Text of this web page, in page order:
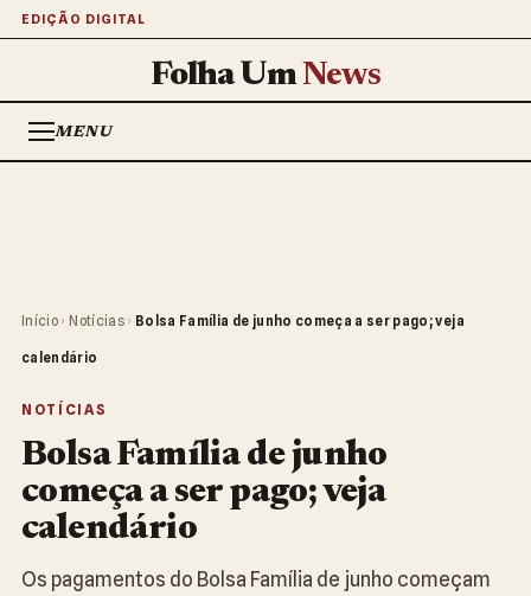
EDIÇÃO DIGITAL
Folha UmNews
MENU
Início › Notícias › Bolsa Família de junho começa a ser pago; veja
calendário
NOTÍCIAS
Bolsa Família de junho
começa a ser pago; veja
calendário
Os pagamentos do Bolsa Família de junho começam